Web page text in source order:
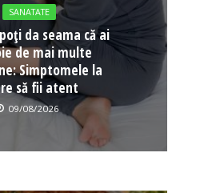
SANATATE
da seama că ai
de mai multe
Simptomele la
să fii atent
09/08/2026